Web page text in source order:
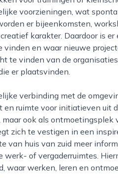
voorzieningen, wat
er bijeenkomsten,
karakter. Daardoor is
en waar nieuwe
te vinden van de
er plaatsvinden.
ruimte voor initiatieven uit
ook als ontmoetingsplek
zich te vestigen in een
van huis van zuid meer
of vergaderruimtes.
waar werken, leren en